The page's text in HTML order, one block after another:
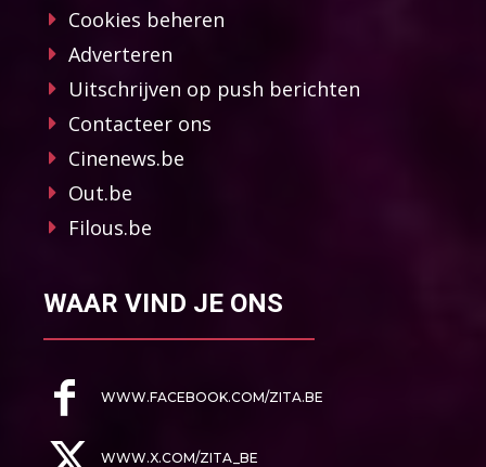
Cookies beheren
Adverteren
Uitschrijven op push berichten
Contacteer ons
Cinenews.be
Out.be
Filous.be
WAAR VIND JE ONS
WWW.FACEBOOK.COM/ZITA.BE
WWW.X.COM/ZITA_BE